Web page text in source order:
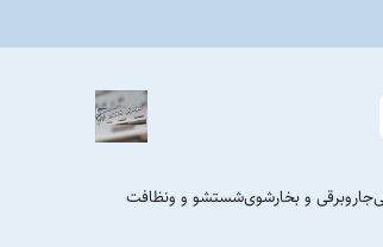
جاروبرقی و بخارشویشستشو و ونظافت